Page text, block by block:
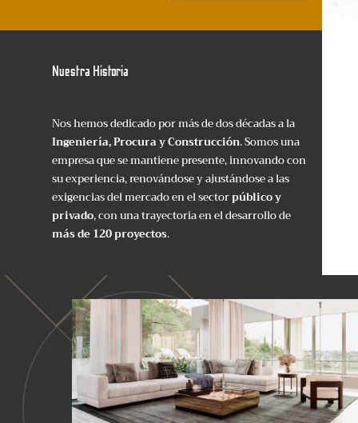
Nuestra Historia
Nos hemos dedicado por más de dos décadas a la
Ingeniería, Procura y Construcción. Somos una
empresa que se mantiene presente, innovando con
su experiencia, renovándose y ajustándose a las
exigencias del mercado en el sectorpúblico y
privado, con una trayectoria en el desarrollo de
más de 120 proyectos.